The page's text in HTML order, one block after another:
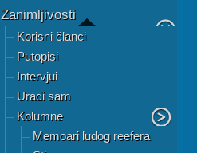
Zanimljivosti
Korisni članci
Putopisi
Intervjui
Uradi sam
Kolumne
Memoari ludog reefera